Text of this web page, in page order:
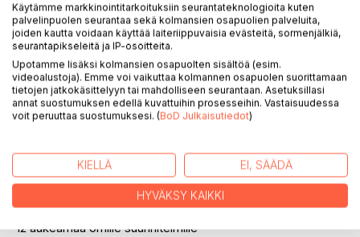
Lankavarastoni,
paikka yli 100:n langan tiedoille
Suosikkilankani,
11s tilaa muistiinpanoille langoista
Parhaat nettisivut,
5s tilaa kirjoittaa nettisivuja muistiin
Tärkeät muistettavat,
7s tilaa muistiinpanoille
Omat tärkeät asiat,
12 aukeamaa omille suunnitelmille
Käytämme markkinointitarkoituksiin seurantateknologioita kuten
palvelinpuolen seurantaa sekä kolmansien osapuolien palveluita,
joiden kautta voidaan käyttää laiteriippuvaisia evästeitä, sormenjälkiä,
seurantapikseleitä ja IP-osoitteita.
Upotamme lisäksi kolmansien osapuolten sisältöä (esim.
videoalustoja). Emme voi vaikuttaa kolmannen osapuolen suorittamaan
tietojen jatkokäsittelyyn tai mahdolliseen seurantaan. Asetuksillasi
annat suostumuksen edellä kuvattuihin prosesseihin. Vastaisuudessa
voit peruuttaa suostumuksesi. (BoD Julkaisutiedot)
KIELLÄ EI, SÄÄDÄ
HYVÄKSY KAIKKI